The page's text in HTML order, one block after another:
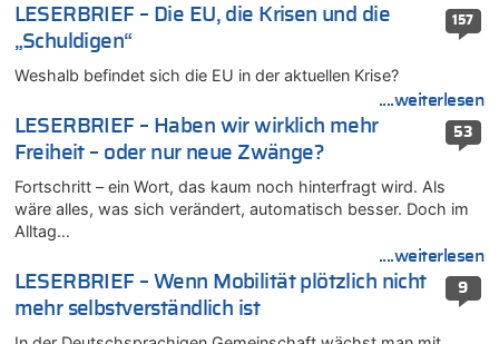
Zweite Hitzewelle in diesem Sommer ist jetzt amtlich
06.08.2026 - 21:14 von Ach zu
Aachen ab 11. August wieder Mekka des Pferdesports –
Belgien setzt bei Reit-WM auf starke Springreiter
Wasserstand des Rheins in NRW so niedrig wie noch nie
06.08.2026 - 20:35 von Wolfgang2 zu
Zurück an den Rhein: Hendrich wechselt zum 1. FC Köln
06.08.2026 - 20:16 von Panda46 zu
AS Eupen: „Keiner weiß, wohin die Reise geht…“
06.08.2026 - 19:17 von Guido Scholzen zu
Zweite Hitzewelle in diesem Sommer ist jetzt amtlich
157
LESERBRIEF – Die EU, die Krisen und die
„Schuldigen“
Weshalb befindet sich die EU in der aktuellen Krise?
....weiterlesen
53
LESERBRIEF – Haben wir wirklich mehr
Freiheit – oder nur neue Zwänge?
Fortschritt – ein Wort, das kaum noch hinterfragt wird. Als
wäre alles, was sich verändert, automatisch besser. Doch im
Alltag…
....weiterlesen
9
LESERBRIEF – Wenn Mobilität plötzlich nicht
mehr selbstverständlich ist